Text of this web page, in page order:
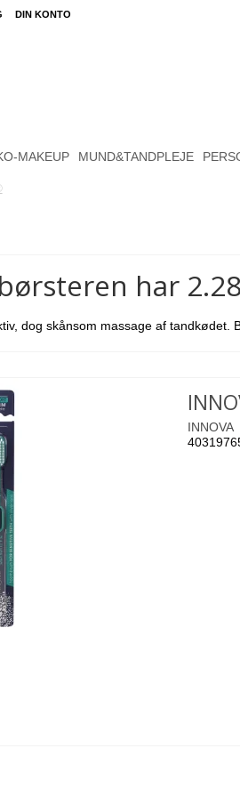
DIN KONTO
MAKEUP MUND&TANDPLEJE
har
dog skånsom massage af
INNOVA